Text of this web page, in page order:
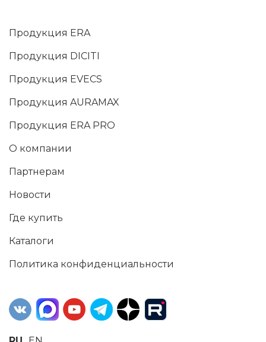
Продукция ERA
Продукция DICITI
Продукция EVECS
Продукция AURAMAX
Продукция ERA PRO
О компании
Партнерам
Новости
Где купить
Каталоги
Политика конфиденциальности